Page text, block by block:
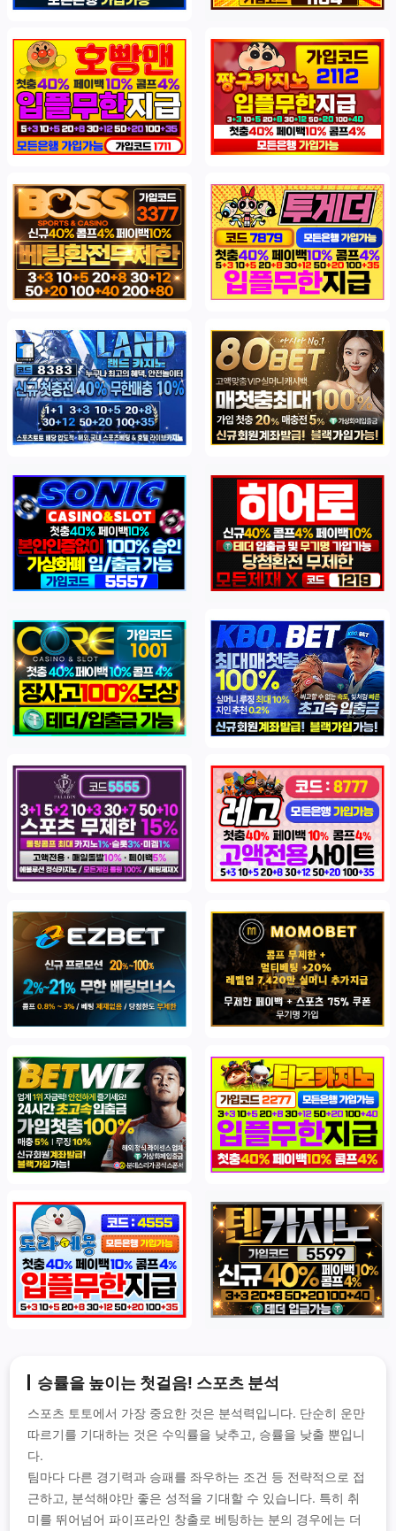
승률을 높이는 첫걸음! 스포츠 분석
스포츠 토토에서 가장 중요한 것은 분석력입니다. 단순히 운만
따르기를 기대하는 것은 수익률을 낮추고, 승률을 낮출 뿐입니
다.
팀마다 다른 경기력과 승패를 좌우하는 조건 등 전략적으로 접
근하고, 분석해야만 좋은 성적을 기대할 수 있습니다. 특히 취
미를 뛰어넘어 파이프라인 창출로 베팅하는 분의 경우에는 더